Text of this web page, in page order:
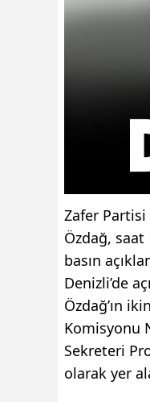
Zafer Partisi
Özdağ, saat
basın
Denizli’de
Özdağ’ın
Komisyonu
Sekreteri
olarak yer